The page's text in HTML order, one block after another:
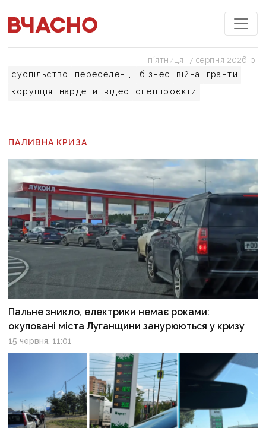
суспільство переселенці бізнес війна
гранти
корупція
нардепи відео спецпроєкти
пʼятниця, 7 серпня 2026 р.
ПАЛИВНА КРИЗА
Пальне зникло, електрики немає роками:
окуповані міста Луганщини занурюються у кризу
15 червня, 11:01